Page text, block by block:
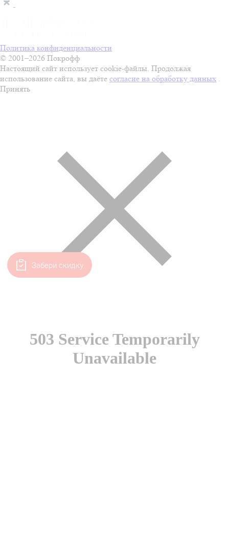
Политика конфиденциальности
© 2001–2026 Покрофф
Настоящий сайт использует cookie-файлы. Продолжая
использование сайта, вы даёте согласие на обработку данных .
Принять
Забери скидку